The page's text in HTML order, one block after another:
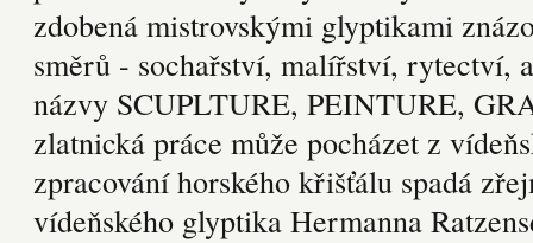
zdobená mistrovskými glyptikami
směrů - sochařství, malířství, rytectví,
názvy SCUPLTURE, PEINTURE,
zlatnická práce může pocházet z
zpracování horského křišťálu spadá
vídeňského glyptika Hermanna